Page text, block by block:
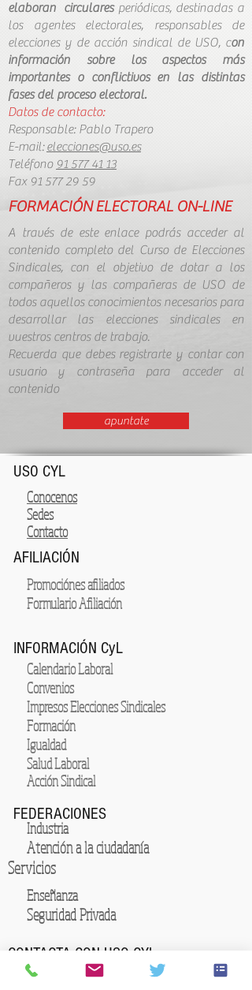
elaboran circulares periódicas, destinadas a
los agentes electorales, responsables de
elecciones y de acción sindical de USO, con
información sobre los aspectos más
importantes o conflictivos en las distintas
fases del proceso electoral.
Datos de contacto:
Responsable: Pablo Trapero
E-mail:elecciones@uso.es
Teléfono 91 577 41 13
Fax 91 577 29 59
FORMACIÓN ELECTORAL ON-LINE
A través de este enlace podrás acceder al
contenido completo del Curso de Elecciones
Sindicales, con el objetivo de dotar a los
compañeros y las compañeras de USO de
todos aquellos conocimientos necesarios para
desarrollar las elecciones sindicales en
vuestros centros de trabajo.
Recuerda que debes registrarte y contar con
usuario y contraseña para acceder al
contenido
apuntate
USO CYL
Conocenos
Sedes
Contacto
AFILIACIÓN
Promociónes afiliados
Formulario Afiliación
INFORMACIÓN CyL
Calendario Laboral
Convenios
Impresos Elecciones Sindicales
Formación
Igualdad
Salud Laboral
Acción Sindical
FEDERACIONES
Industria
Atención a la ciudadanía
Servicios
Enseñanza
Seguridad Privada
CONTACTA CON USO CYL
Ávila